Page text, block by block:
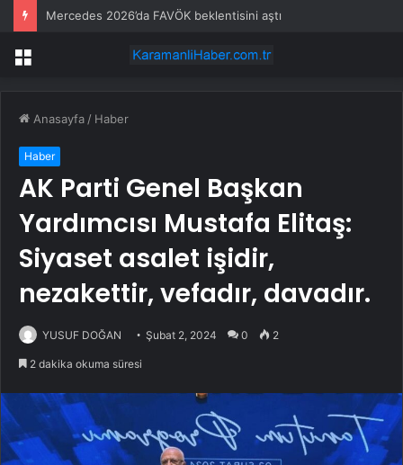
Mercedes 2026’da FAVÖK beklentisini aştı
Menü
Anasayfa / Haber
Haber
AK Parti Genel Başkan
Yardımcısı Mustafa Elitaş:
Siyaset asalet işidir,
nezakettir, vefadır, davadır.
YUSUF DOĞAN Şubat 2, 2024 0 2
2 dakika okuma süresi